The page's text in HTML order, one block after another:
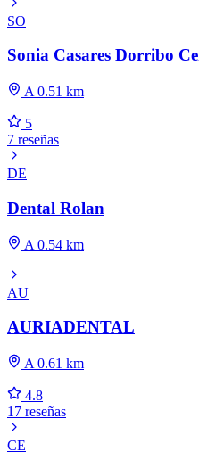
SO
Sonia Casares Dorribo
A 0.51 km
5
7 reseñas
DE
Dental Rolan
A 0.54 km
AU
AURIADENTAL
A 0.61 km
4.8
17 reseñas
CE